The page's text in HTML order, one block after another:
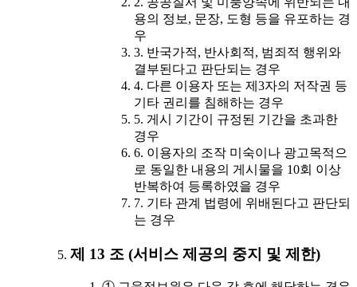
용의 정보, 문장, 도형 등을 유포하는 경
우
3. 반국가적, 반사회적, 범죄적 행위와
결부된다고 판단되는 경우
4. 다른 이용자 또는 제3자의 저작권 등
기타 권리를 침해하는 경우
5. 게시 기간이 규정된 기간을 초과한
경우
6. 이용자의 조작 미숙이나 광고목적으
로 동일한 내용의 게시물을 10회 이상
반복하여 등록하였을 경우
7. 기타 관계 법령에 위배된다고 판단되
는 경우
제 13 조 (서비스 제공의 중지 및 제한)